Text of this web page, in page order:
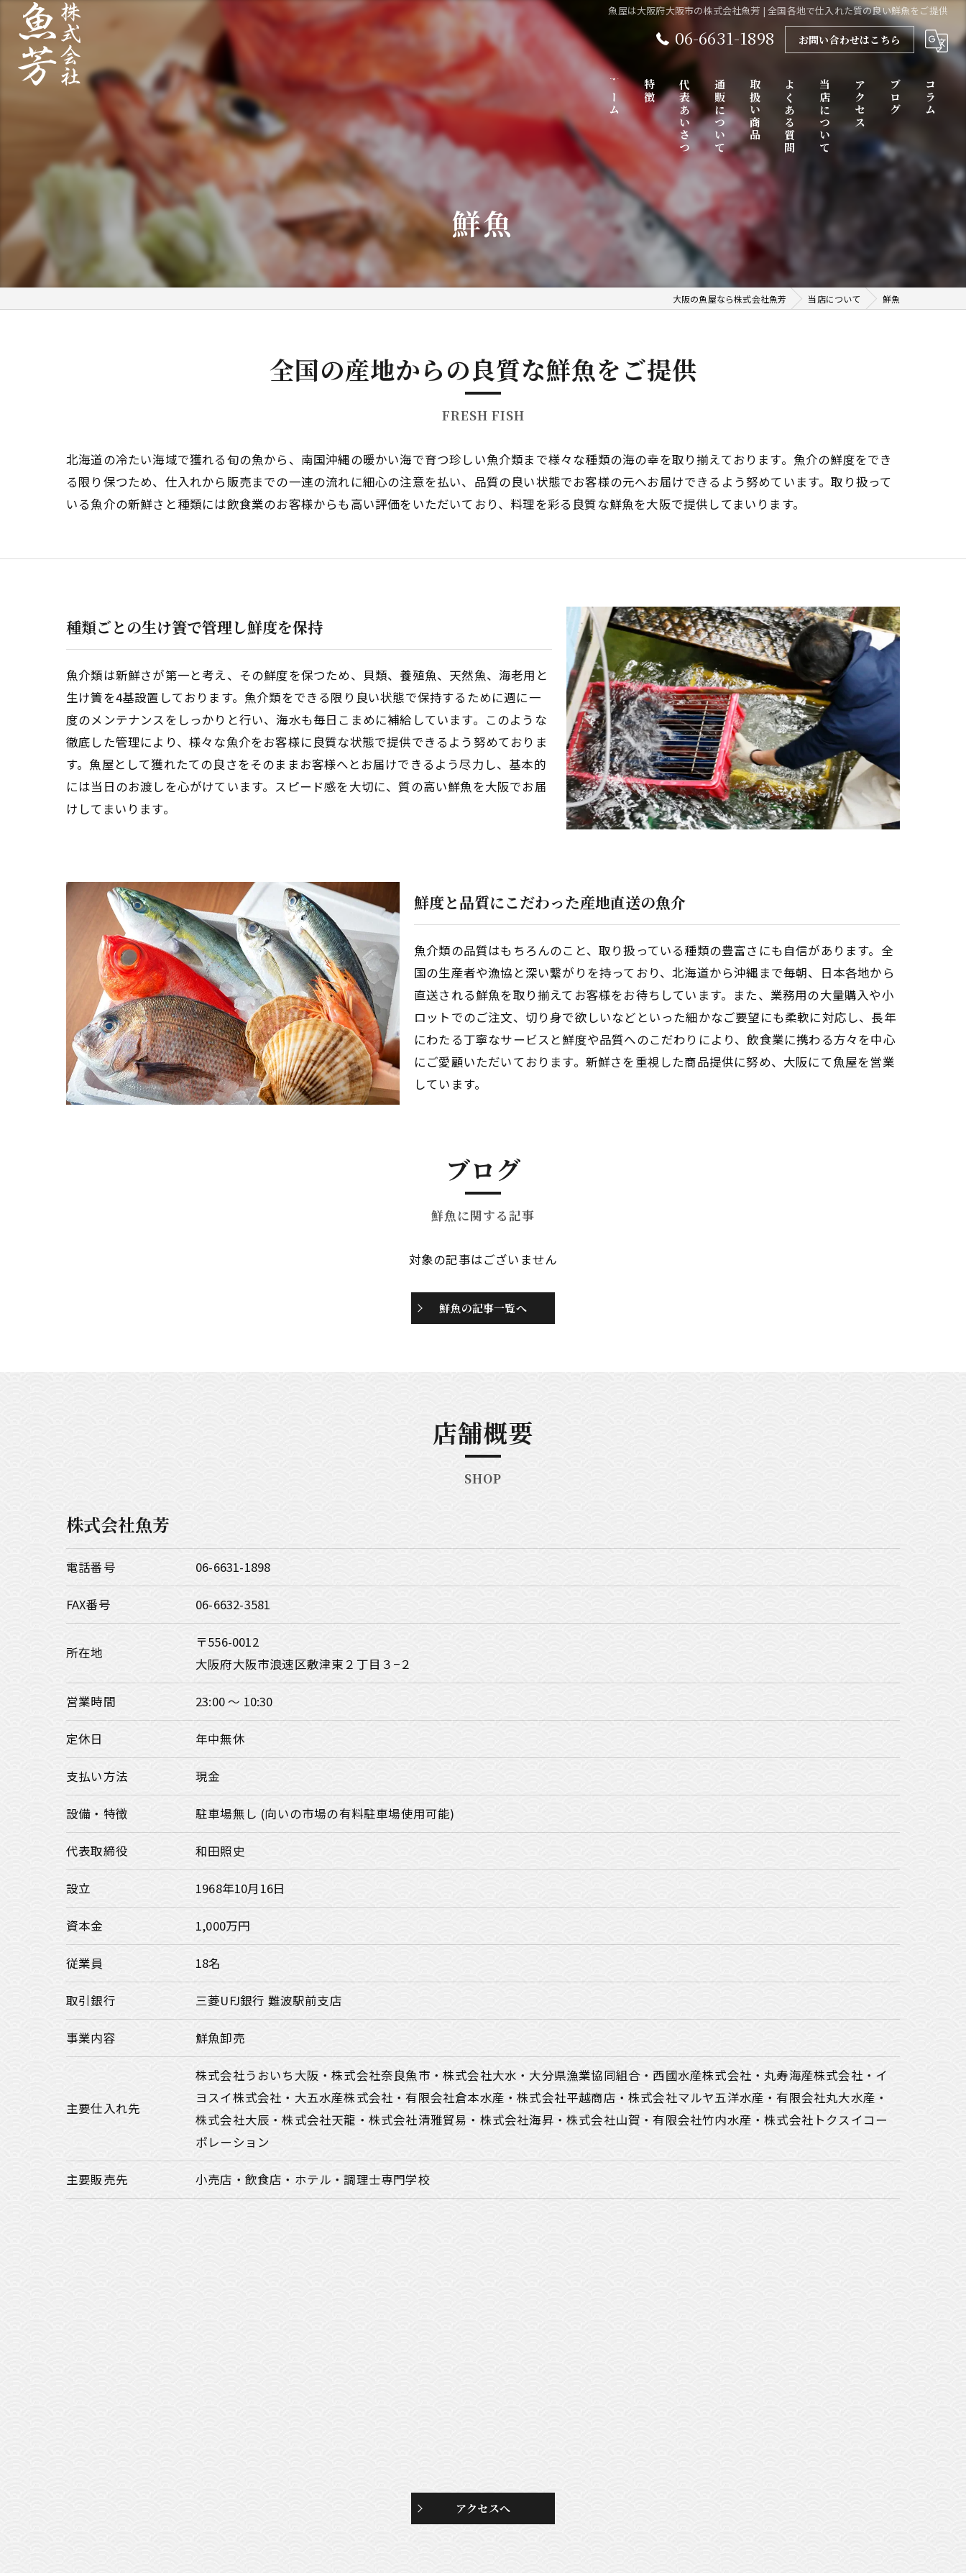
魚屋は大阪府大阪市の株式会社魚芳 | 全国各地で仕入れた質の良い鮮魚をご提供
06-6631-1898 お問い合わせはこちら
ホーム 特徴 代表あいさつ 通販について 取扱い商品 よくある質問 当店について
鮮魚
産地直送
アクセス ブログ コラム
鮮魚
大阪の魚屋なら株式会社魚芳 当店について 鮮魚
全国の産地からの良質な鮮魚をご提供
FRESH FISH
北海道の冷たい海域で獲れる旬の魚から、南国沖縄の暖かい海で育つ珍しい魚介類まで様々な種類の海の幸を取り揃えております。魚介の鮮度をでき
る限り保つため、仕入れから販売までの一連の流れに細心の注意を払い、品質の良い状態でお客様の元へお届けできるよう努めています。取り扱って
いる魚介の新鮮さと種類には飲食業のお客様からも高い評価をいただいており、料理を彩る良質な鮮魚を大阪で提供してまいります。
種類ごとの生け簀で管理し鮮度を保持
魚介類は新鮮さが第一と考え、その鮮度を保つため、貝類、養殖魚、天然魚、海老用と
生け簀を4基設置しております。魚介類をできる限り良い状態で保持するために週に一
度のメンテナンスをしっかりと行い、海水も毎日こまめに補給しています。このような
徹底した管理により、様々な魚介をお客様に良質な状態で提供できるよう努めておりま
す。魚屋として獲れたての良さをそのままお客様へとお届けできるよう尽力し、基本的
には当日のお渡しを心がけています。スピード感を大切に、質の高い鮮魚を大阪でお届
けしてまいります。
鮮度と品質にこだわった産地直送の魚介
魚介類の品質はもちろんのこと、取り扱っている種類の豊富さにも自信があります。全
国の生産者や漁協と深い繋がりを持っており、北海道から沖縄まで毎朝、日本各地から
直送される鮮魚を取り揃えてお客様をお待ちしています。また、業務用の大量購入や小
ロットでのご注文、切り身で欲しいなどといった細かなご要望にも柔軟に対応し、長年
にわたる丁寧なサービスと鮮度や品質へのこだわりにより、飲食業に携わる方々を中心
にご愛顧いただいております。新鮮さを重視した商品提供に努め、大阪にて魚屋を営業
しています。
ブログ
鮮魚に関する記事
対象の記事はございません
鮮魚の記事一覧へ
店舗概要
SHOP
株式会社魚芳
電話番号 06-6631-1898
FAX番号 06-6632-3581
所在地
〒556-0012
大阪府大阪市浪速区敷津東２丁目３−２
営業時間 23:00 ～ 10:30
定休日 年中無休
支払い方法 現金
設備・特徴 駐車場無し (向いの市場の有料駐車場使用可能)
代表取締役 和田照史
設立 1968年10月16日
資本金 1,000万円
従業員 18名
取引銀行 三菱UFJ銀行 難波駅前支店
事業内容 鮮魚卸売
主要仕入れ先
株式会社うおいち大阪・株式会社奈良魚市・株式会社大水・大分県漁業協同組合・西國水産株式会社・丸寿海産株式会社・イ
ヨスイ株式会社・大五水産株式会社・有限会社倉本水産・株式会社平越商店・株式会社マルヤ五洋水産・有限会社丸大水産・
株式会社大辰・株式会社天龍・株式会社清雅貿易・株式会社海昇・株式会社山賀・有限会社竹内水産・株式会社トクスイコー
ポレーション
主要販売先 小売店・飲食店・ホテル・調理士専門学校
アクセスへ